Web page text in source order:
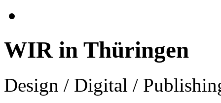
WIR in Thüringen
Design / Digital /